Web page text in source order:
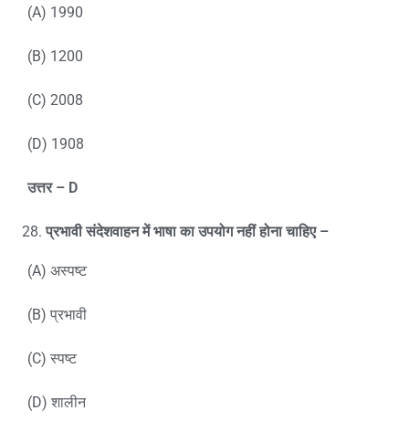
(A) 1990
(B) 1200
(C) 2008
(D) 1908
उत्तर – D
प्रभावी संदेशवाहन में भाषा का उपयोग नहीं होना चाहिए –
(A) अस्पष्ट
(B) प्रभावी
(C) स्पष्ट
(D) शालीन